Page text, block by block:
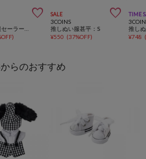

)
SALE 
3COINS
推しぬい服甚平：S
¥550 (37%OFF)
TIME
¥748
らのおすすめ